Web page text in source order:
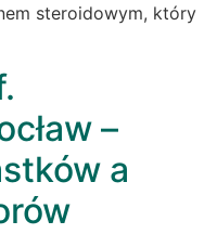
steroidowym, który
–
a